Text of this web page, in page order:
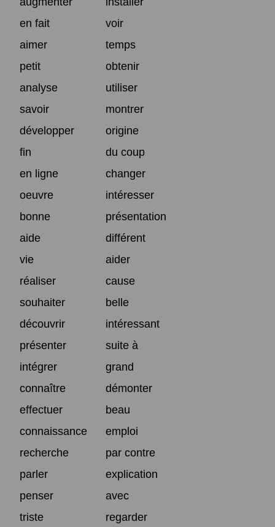
en fait
voir
aimer
temps
petit
obtenir
analyse
utiliser
savoir
montrer
développer
origine
fin
du coup
en ligne
changer
oeuvre
intéresser
bonne
présentation
aide
différent
vie
aider
réaliser
cause
souhaiter
belle
découvrir
intéressant
présenter
suite à
intégrer
grand
connaître
démonter
effectuer
beau
connaissance
emploi
recherche
par contre
parler
explication
penser
avec
triste
regarder